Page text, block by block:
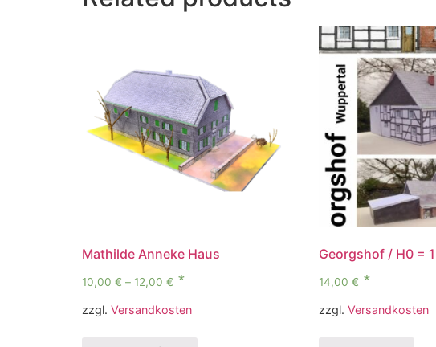
Mathilde Anneke Haus
10,00 € – 12,00 €
zzgl. Versandkosten
Georgshof / H0 =
14,00 €
zzgl. Versandkosten